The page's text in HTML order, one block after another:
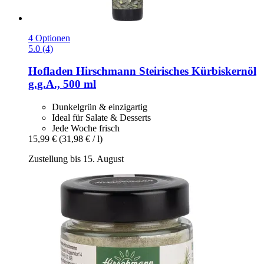
4 Optionen
5.0 (4)
Hofladen Hirschmann Steirisches Kürbiskernöl
g.g.A., 500 ml
Dunkelgrün & einzigartig
Ideal für Salate & Desserts
Jede Woche frisch
15,99 € (31,98 € / l)
Zustellung bis 15. August